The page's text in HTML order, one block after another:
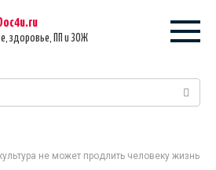
Doc4u.ru
здоровье, ПП и ЗОЖ
не может продлить человеку жизнь